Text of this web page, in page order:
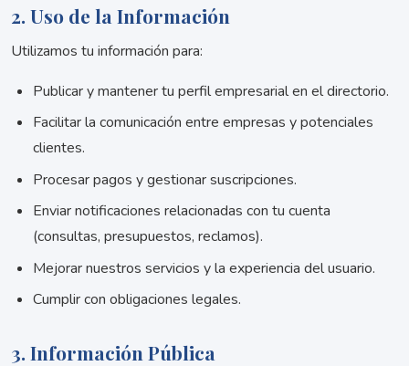
2. Uso de la Información
Utilizamos tu información para:
Publicar y mantener tu perfil empresarial en el directorio.
Facilitar la comunicación entre empresas y potenciales
clientes.
Procesar pagos y gestionar suscripciones.
Enviar notificaciones relacionadas con tu cuenta
(consultas, presupuestos, reclamos).
Mejorar nuestros servicios y la experiencia del usuario.
Cumplir con obligaciones legales.
3. Información Pública